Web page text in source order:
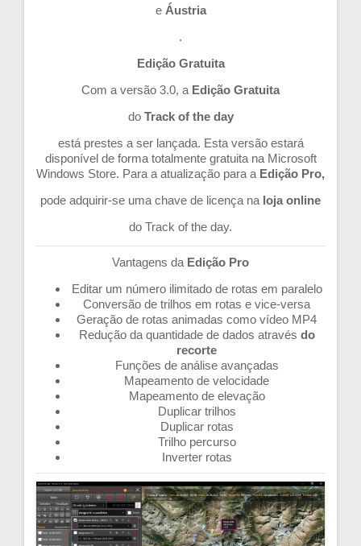
e Áustria
.
Edição Gratuita
Com a versão 3.0, a Edição Gratuita
do Track of the day
está prestes a ser lançada. Esta versão estará
disponível de forma totalmente gratuita na Microsoft
Windows Store. Para a atualização para a Edição Pro,
pode adquirir-se uma chave de licença na loja online
do Track of the day.
Vantagens da Edição Pro
Editar um número ilimitado de rotas em paralelo
Conversão de trilhos em rotas e vice-versa
Geração de rotas animadas como vídeo MP4
Redução da quantidade de dados através do
recorte
Funções de análise avançadas
Mapeamento de velocidade
Mapeamento de elevação
Duplicar trilhos
Duplicar rotas
Trilho percurso
Inverter rotas